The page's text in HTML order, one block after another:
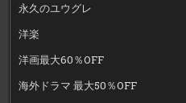
永久のユウグレ
洋楽
洋画最大60％OFF
海外ドラマ 最大50％OFF